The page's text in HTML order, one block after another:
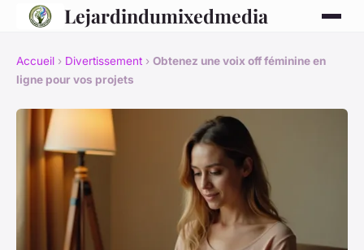
Lejardindumixedmedia
Accueil › Divertissement › Obtenez une voix off féminine en
ligne pour vos projets